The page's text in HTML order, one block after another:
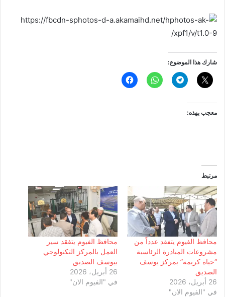
شارك هذا الموضوع:
معجب بهذه:
مرتبط
محافظ الفيوم يتفقد عدداً من
مشروعات المبادرة الرئاسية
“حياة كريمة” بمركز يوسف
الصديق
26 أبريل، 2026
في "الفيوم الان"
محافظ الفيوم يتفقد سير
العمل بالمركز التكنولوجي
بيوسف الصديق
26 أبريل، 2026
في "الفيوم الان"